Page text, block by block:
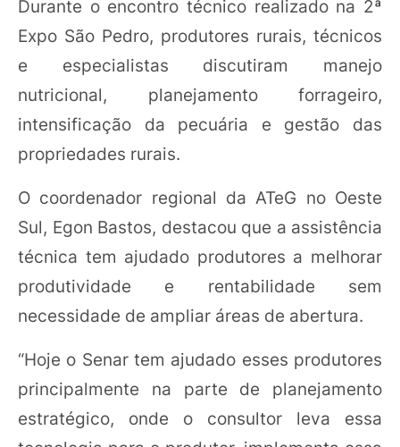
Durante o encontro técnico realizado na 2ª
Expo São Pedro, produtores rurais, técnicos
e especialistas discutiram manejo
nutricional, planejamento forrageiro,
intensificação da pecuária e gestão das
propriedades rurais.
O coordenador regional da ATeG no Oeste
Sul, Egon Bastos, destacou que a assistência
técnica tem ajudado produtores a melhorar
produtividade e rentabilidade sem
necessidade de ampliar áreas de abertura.
“Hoje o Senar tem ajudado esses produtores
principalmente na parte de planejamento
estratégico, onde o consultor leva essa